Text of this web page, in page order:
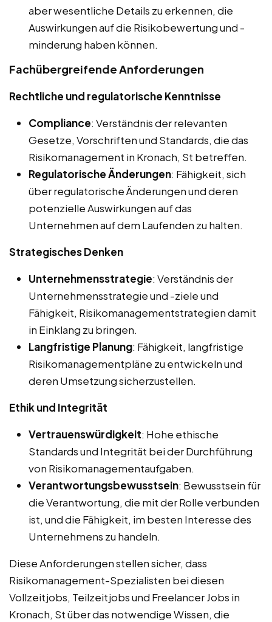
aber wesentliche Details zu erkennen, die
Auswirkungen auf die Risikobewertung und -
minderung haben können.
Fachübergreifende Anforderungen
Rechtliche und regulatorische Kenntnisse
Compliance: Verständnis der relevanten
Gesetze, Vorschriften und Standards, die das
Risikomanagement in Kronach, St betreffen.
Regulatorische Änderungen: Fähigkeit, sich
über regulatorische Änderungen und deren
potenzielle Auswirkungen auf das
Unternehmen auf dem Laufenden zu halten.
Strategisches Denken
Unternehmensstrategie: Verständnis der
Unternehmensstrategie und -ziele und
Fähigkeit, Risikomanagementstrategien damit
in Einklang zu bringen.
Langfristige Planung: Fähigkeit, langfristige
Risikomanagementpläne zu entwickeln und
deren Umsetzung sicherzustellen.
Ethik und Integrität
Vertrauenswürdigkeit: Hohe ethische
Standards und Integrität bei der Durchführung
von Risikomanagementaufgaben.
Verantwortungsbewusstsein: Bewusstsein für
die Verantwortung, die mit der Rolle verbunden
ist, und die Fähigkeit, im besten Interesse des
Unternehmens zu handeln.
Diese Anforderungen stellen sicher, dass
Risikomanagement-Spezialisten bei diesen
Vollzeitjobs, Teilzeitjobs und Freelancer Jobs in
Kronach, St über das notwendige Wissen, die